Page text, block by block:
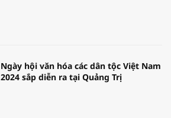
Ngày hội văn hóa các dân tộc Việt Nam
2024 sắp diễn ra tại Quảng Trị